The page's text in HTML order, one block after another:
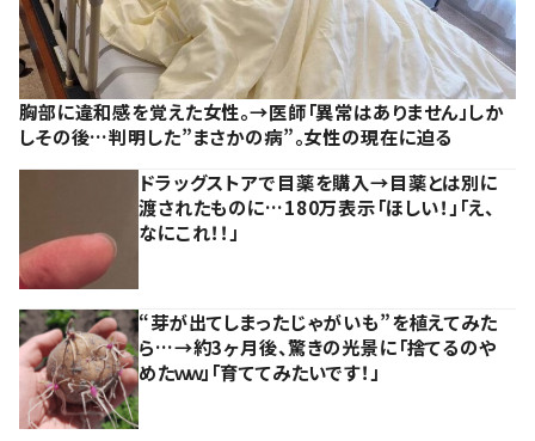
胸部に違和感を覚えた女性。→医師「異常はありません」しか
しその後…判明した”まさかの病”。女性の現在に迫る
ドラッグストアで目薬を購入→目薬とは別に
渡されたものに…180万表示「ほしい！」「え、
なにこれ！！」
“芽が出てしまったじゃがいも”を植えてみた
ら…→約3ヶ月後、驚きの光景に「捨てるのや
めたｗｗ」「育ててみたいです！」